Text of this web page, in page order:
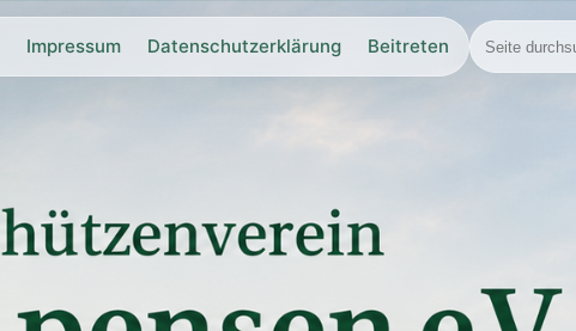
Impressum Datenschutzerklärung Beitreten